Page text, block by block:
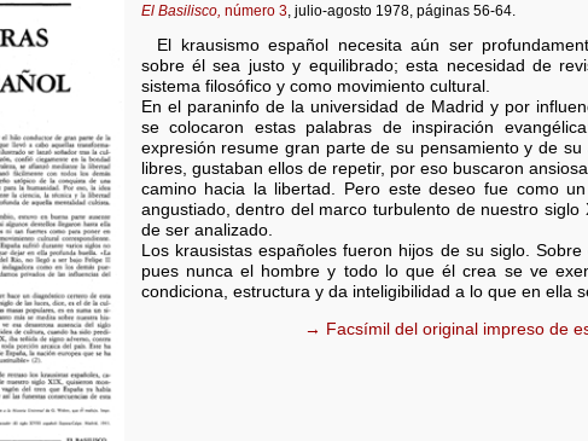
El Basilisco, número 3, julio-agosto 1978, páginas 56-64.
El krausismo español necesita aún ser
sobre él sea justo y equilibrado; esta necesidad de
sistema filosófico y como movimiento cultural.
En el paraninfo de la universidad de Madrid y por
se colocaron estas palabras de inspiración
expresión resume gran parte de su pensamiento y de
libres, gustaban ellos de repetir, por eso buscaron
camino hacia la libertad. Pero este deseo fue como
angustiado, dentro del marco turbulento de nuestro
de ser analizado.
Los krausistas españoles fueron hijos de su siglo.
pues nunca el hombre y todo lo que él crea se ve
condiciona, estructura y da inteligibilidad a lo que en ella
→ Facsímil del original impreso de